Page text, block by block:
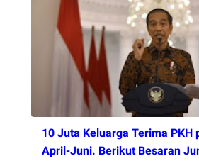
10 Juta Keluarga Terima PKH
April-Juni. Berikut Besaran